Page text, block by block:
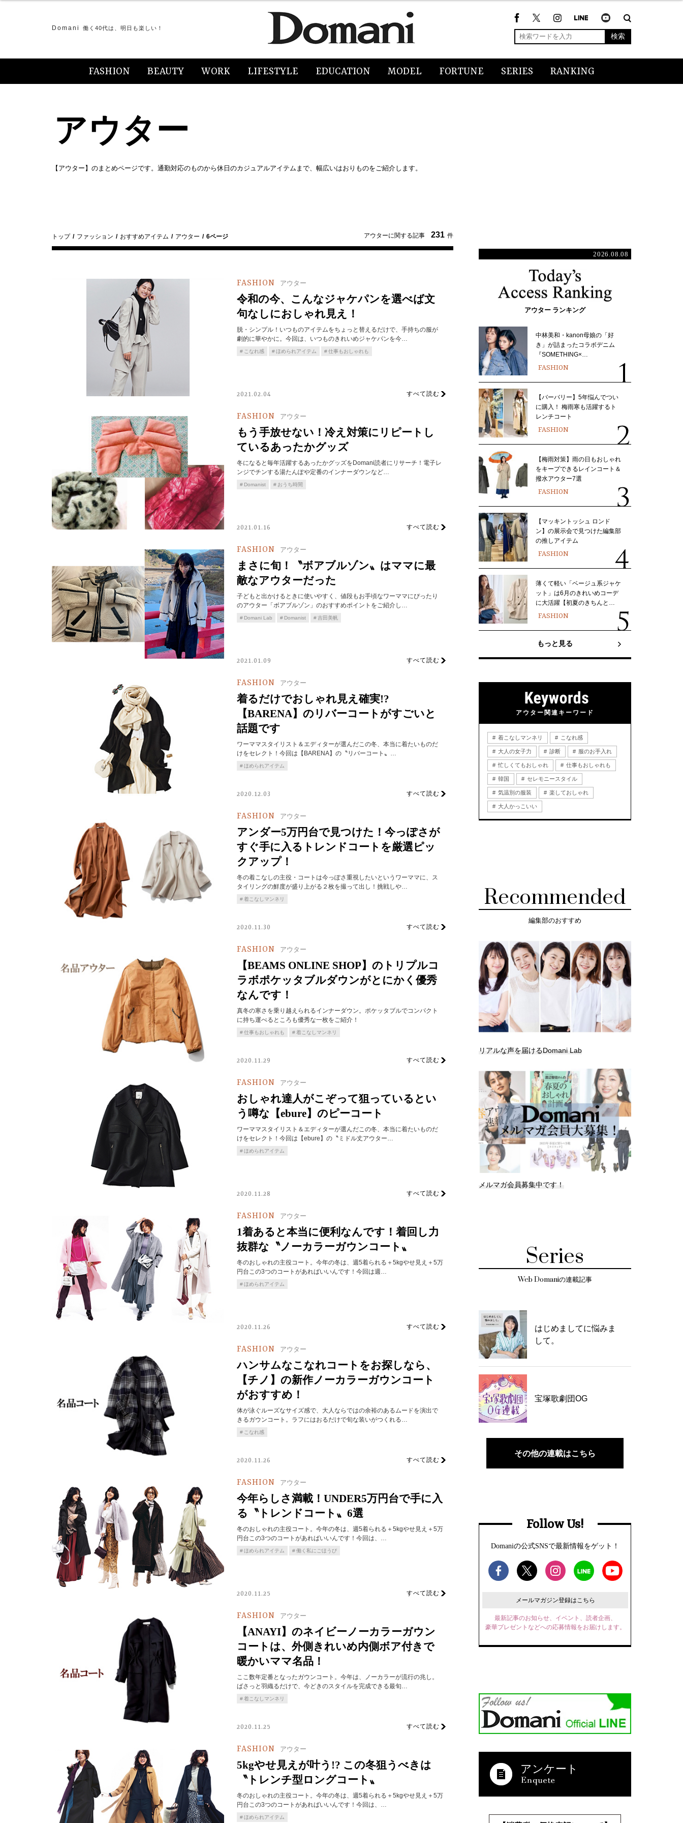
Domani 働く40代は、明日も楽しい！
検索
FASHION BEAUTY WORK LIFESTYLE EDUCATION MODEL FORTUNE SERIES RANKING
アウター
【アウター】のまとめページです。通勤対応のものから休日のカジュアルアイテムまで、幅広いはおりものをご紹介します。
トップ ファッション おすすめアイテム アウター 6ページ アウターに関する記事 231 件
FASHION アウター
令和の今、こんなジャケパンを選べば文
句なしにおしゃれ見え！
脱・シンプル！いつものアイテムをちょっと替えるだけで、手持ちの服が
劇的に華やかに。今回は、いつものきれいめジャケパンを今…
こなれ感 ほめられアイテム 仕事もおしゃれも
2021.02.04 すべて読む
FASHION アウター
もう手放せない！冷え対策にリピートし
ているあったかグッズ
冬になると毎年活躍するあったかグッズをDomani読者にリサーチ！電子レ
ンジでチンする湯たんぽや定番のインナーダウンなど…
Domanist おうち時間
2021.01.16 すべて読む
FASHION アウター
まさに旬！〝ボアブルゾン〟はママに最
敵なアウターだった
子どもと出かけるときに使いやすく、値段もお手頃なワーママにぴったり
のアウター「ボアブルゾン」のおすすめポイントをご紹介し…
Domani Lab Domanist 吉田美帆
2021.01.09 すべて読む
FASHION アウター
着るだけでおしゃれ見え確実!?
【BARENA】のリバーコートがすごいと
話題です
ワーママスタイリスト＆エディターが選んだこの冬、本当に着たいものだ
けをセレクト！今回は【BARENA】の〝リバーコート〟…
ほめられアイテム
2020.12.03 すべて読む
FASHION アウター
アンダー5万円台で見つけた！今っぽさが
すぐ手に入るトレンドコートを厳選ピッ
クアップ！
冬の着こなしの主役・コートは今っぽさ重視したいというワーママに、ス
タイリングの鮮度が盛り上がる２枚を撮って出し！挑戦しや…
着こなしマンネリ
2020.11.30 すべて読む
FASHION アウター
【BEAMS ONLINE SHOP】のトリプルコ
ラボポケッタブルダウンがとにかく優秀
なんです！
真冬の寒さを乗り越えられるインナーダウン。ポケッタブルでコンパクト
に持ち運べるところも優秀な一枚をご紹介！
仕事もおしゃれも 着こなしマンネリ
2020.11.29 すべて読む
FASHION アウター
おしゃれ達人がこぞって狙っているとい
う噂な【ebure】のピーコート
ワーママスタイリスト＆エディターが選んだこの冬、本当に着たいものだ
けをセレクト！今回は【ebure】の〝ミドル丈アウター…
ほめられアイテム
2020.11.28 すべて読む
FASHION アウター
1着あると本当に便利なんです！着回し力
抜群な〝ノーカラーガウンコート〟
冬のおしゃれの主役コート。今年の冬は、週5着られる＋5kgやせ見え＋5万
円台この3つのコートがあればいいんです！今回は週…
ほめられアイテム
2020.11.26 すべて読む
FASHION アウター
ハンサムなこなれコートをお探しなら、
【チノ】の新作ノーカラーガウンコート
がおすすめ！
体が泳ぐルーズなサイズ感で、大人ならではの余裕のあるムードを演出で
きるガウンコート。ラフにはおるだけで旬な装いがつくれる…
こなれ感
2020.11.26 すべて読む
FASHION アウター
今年らしさ満載！UNDER5万円台で手に入
る〝トレンドコート〟6選
冬のおしゃれの主役コート。今年の冬は、週5着られる＋5kgやせ見え＋5万
円台この3つのコートがあればいいんです！今回は、…
ほめられアイテム 働く私にごほうび
2020.11.25 すべて読む
FASHION アウター
【ANAYI】のネイビーノーカラーガウン
コートは、外側きれいめ内側ボア付きで
暖かいママ名品！
ここ数年定番となったガウンコート。今年は、ノーカラーが流行の兆し。
ばさっと羽織るだけで、今どきのスタイルを完成できる最旬…
着こなしマンネリ
2020.11.25 すべて読む
FASHION アウター
5kgやせ見えが叶う!? この冬狙うべきは
〝トレンチ型ロングコート〟
冬のおしゃれの主役コート。今年の冬は、週5着られる＋5kgやせ見え＋5万
円台この3つのコートがあればいいんです！今回は、…
ほめられアイテム
2026.08.08
アウター ランキング
中林美和・kanon母娘の「好
き」が詰まったコラボデニム
『SOMETHING×…
FASHION
【バーバリー】5年悩んでつい
に購入！ 梅雨寒も活躍するト
レンチコート
FASHION
【梅雨対策】雨の日もおしゃれ
をキープできるレインコート＆
撥水アウター7選
FASHION
【マッキントッシュ ロンド
ン】の展示会で見つけた編集部
の推しアイテム
FASHION
薄くて軽い「ベージュ系ジャケ
ット」は6月のきれいめコーデ
に大活躍【初夏のきちんと…
FASHION
もっと見る
アウター関連キーワード
着こなしマンネリ こなれ感
大人の女子力 診断 服のお手入れ
忙しくてもおしゃれ 仕事もおしゃれも
韓国 セレモニースタイル
気温別の服装 楽しておしゃれ
大人かっこいい
Recommended
編集部のおすすめ
リアルな声を届けるDomani Lab
メルマガ会員募集中です！
Series
Web Domaniの連載記事
はじめましてに悩みま
して。
宝塚歌劇団OG
その他の連載はこちら
Follow Us!
Domaniの公式SNSで最新情報をゲット！
メールマガジン登録はこちら
最新記事のお知らせ、イベント、読者企画、
豪華プレゼントなどへの応募情報をお届けします。
アンケート